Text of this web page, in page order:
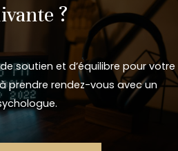
?​
soutien et d’équilibre pour votre
prendre rendez-vous avec un